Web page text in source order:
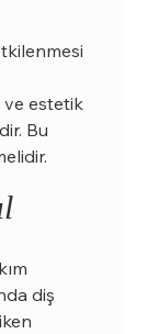
ve estetik
Bu
diş